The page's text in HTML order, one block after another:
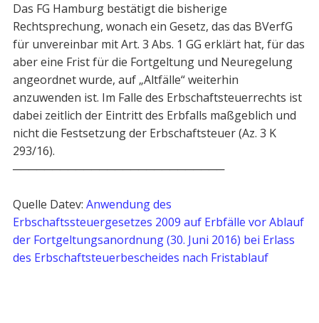
Das FG Hamburg bestätigt die bisherige
Rechtsprechung, wonach ein Gesetz, das das BVerfG
für unvereinbar mit Art. 3 Abs. 1 GG erklärt hat, für das
aber eine Frist für die Fortgeltung und Neuregelung
angeordnet wurde, auf „Altfälle“ weiterhin
anzuwenden ist. Im Falle des Erbschaftsteuerrechts ist
dabei zeitlich der Eintritt des Erbfalls maßgeblich und
nicht die Festsetzung der Erbschaftsteuer (Az. 3 K
293/16).
───────────────────────────
Quelle Datev: Anwendung des
Erbschaftssteuergesetzes 2009 auf Erbfälle vor Ablauf
der Fortgeltungsanordnung (30. Juni 2016) bei Erlass
des Erbschaftsteuerbescheides nach Fristablauf